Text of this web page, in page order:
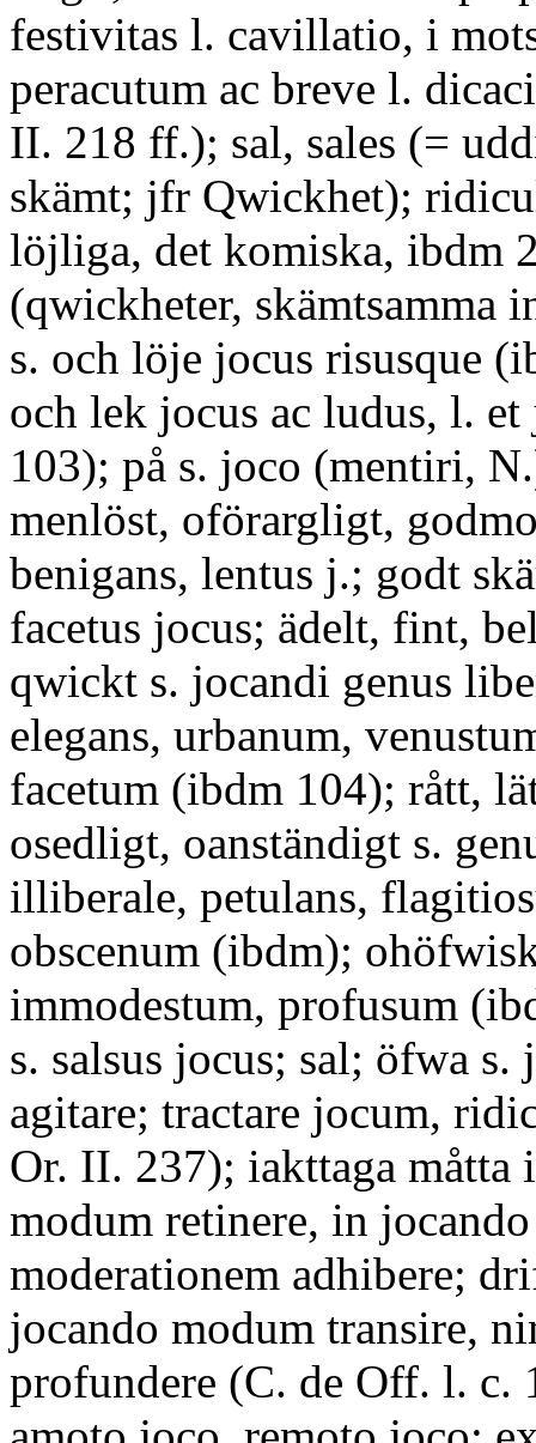
festivitas l. cavillatio, i
peracutum ac breve l.
II. 218 ff.); sal, sales (=
skämt; jfr Qwickhet);
löjliga, det komiska, ibdm
(qwickheter, skämtsamma
s. och löje jocus risusque
och lek jocus ac ludus, l.
103); på s. joco (mentiri,
menlöst, oförargligt,
benigans, lentus j.; godt
facetus jocus; ädelt, fint,
qwickt s. jocandi genus
elegans, urbanum,
facetum (ibdm 104); rått,
osedligt, oanständigt s.
illiberale, petulans,
obscenum (ibdm);
immodestum, profusum
s. salsus jocus; sal; öfwa s.
agitare; tractare jocum,
Or. II. 237); iakttaga måtta
modum retinere, in jocando
moderationem adhibere;
jocando modum transire,
profundere (C. de Off. l. c.